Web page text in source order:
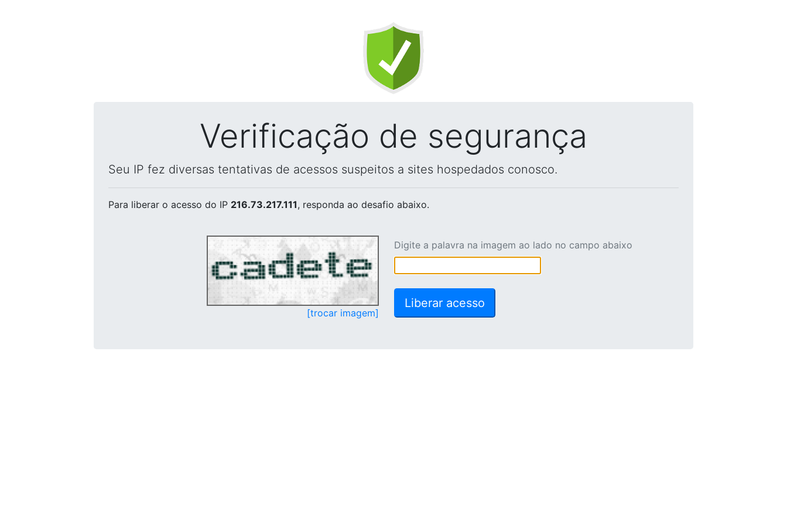
Verificação de segurança
Seu IP fez diversas tentativas de acessos suspeitos a sites hospedados conosco.
Para liberar o acesso do IP 216.73.217.111, responda ao desafio abaixo.
[trocar imagem]
Digite a palavra na imagem ao lado no campo abaixo